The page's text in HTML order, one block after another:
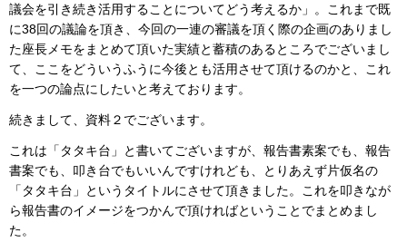
議会を引き続き活用することについてどう考えるか」。これまで既
に38回の議論を頂き、今回の一連の審議を頂く際の企画のありまし
た座長メモをまとめて頂いた実績と蓄積のあるところでございまし
て、ここをどういうふうに今後とも活用させて頂けるのかと、これ
を一つの論点にしたいと考えております。
続きまして、資料２でございます。
これは「タタキ台」と書いてございますが、報告書素案でも、報告
書案でも、叩き台でもいいんですけれども、とりあえず片仮名の
「タタキ台」というタイトルにさせて頂きました。これを叩きなが
ら報告書のイメージをつかんで頂ければということでまとめまし
た。